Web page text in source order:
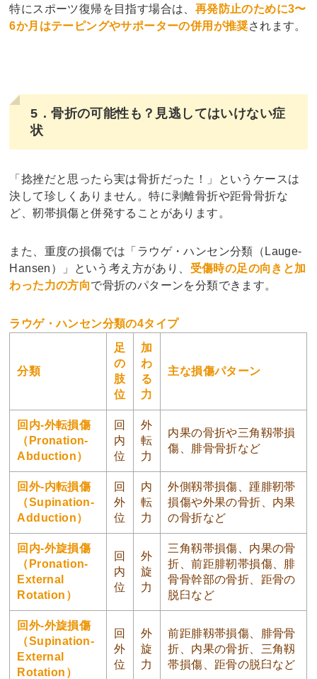
特にスポーツ復帰を目指す場合は、 再発防止のために3〜
6か月はテーピングやサポーターの併用が推奨されます。
5．骨折の可能性も？見逃してはいけない症
状
「捻挫だと思ったら実は骨折だった！」というケースは
決して珍しくありません。特に剥離骨折や距骨骨折な
ど、靭帯損傷と併発することがあります。
また、重度の損傷では「ラウゲ・ハンセン分類（Lauge-
Hansen）」という考え方があり、 受傷時の足の向きと加
わった力の方向で骨折のパターンを分類できます。
ラウゲ・ハンセン分類の4タイプ
分類
足
の
肢
位
加
わ
る
力
主な損傷パターン
回内-外転損傷
（Pronation-
Abduction）
回
内
位
外
転
力
内果の骨折や三角靱帯損
傷、腓骨骨折など
回外-内転損傷
（Supination-
Adduction）
回
外
位
内
転
力
外側靱帯損傷、踵腓靭帯
損傷や外果の骨折、内果
の骨折など
回内-外旋損傷
（Pronation-
External
Rotation）
回
内
位
外
旋
力
三角靱帯損傷、内果の骨
折、前距腓靭帯損傷、腓
骨骨幹部の骨折、距骨の
脱臼など
回外-外旋損傷
（Supination-
External
Rotation）
回
外
位
外
旋
力
前距腓靱帯損傷、腓骨骨
折、内果の骨折、三角靱
帯損傷、距骨の脱臼など